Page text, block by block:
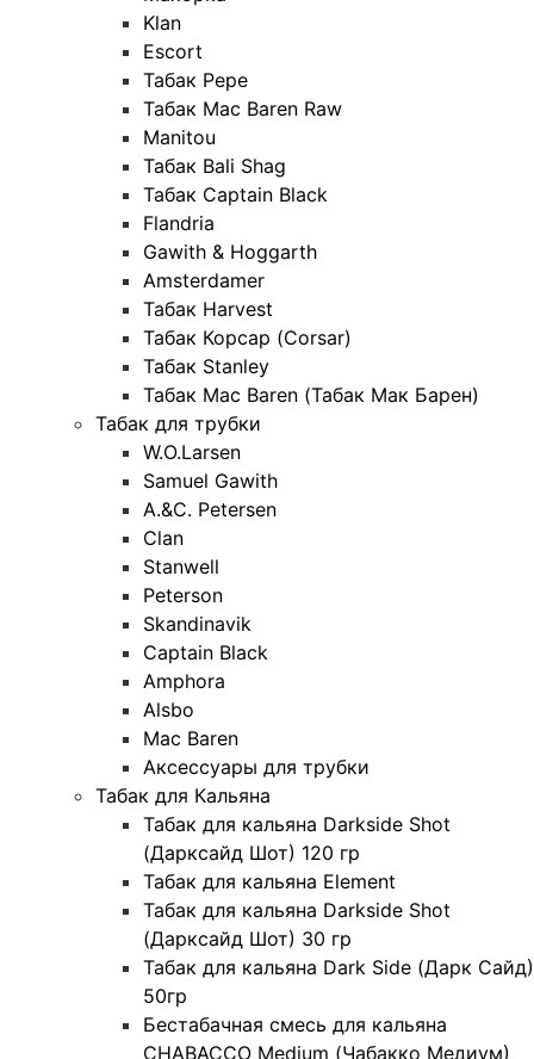
Klan
Escort
Табак Pepe
Табак Mac Baren Raw
Manitou
Табак Bali Shag
Табак Captain Black
Flandria
Gawith & Hoggarth
Amsterdamer
Табак Harvest
Табак Корсар (Corsar)
Табак Stanley
Табак Mac Baren (Табак Мак Барен)
Табак для трубки
W.O.Larsen
Samuel Gawith
A.&C. Petersen
Clan
Stanwell
Peterson
Skandinavik
Captain Black
Amphora
Alsbo
Mac Baren
Аксессуары для трубки
Табак для Кальяна
Табак для кальяна Darkside Shot
(Дарксайд Шот) 120 гр
Табак для кальяна Element
Табак для кальяна Darkside Shot
(Дарксайд Шот) 30 гр
Табак для кальяна Dark Side (Дарк Сайд)
50гр
Бестабачная смесь для кальяна
CHABACCO Medium (Чабакко Медиум)